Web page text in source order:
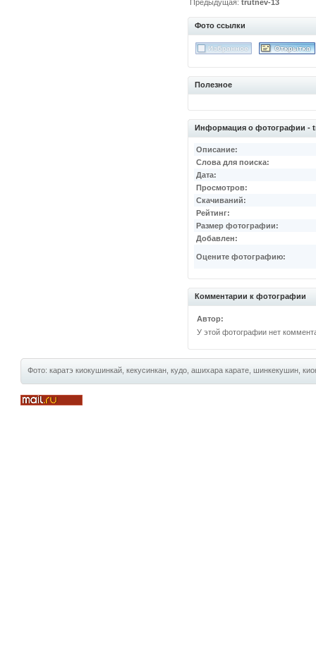
Предыдущая:trutnev-13
Фото ссылки
Полезное
Информация о фотографии -
Описание:
Слова для поиска:
Дата:
Просмотров:
Скачиваний:
Рейтинг:
Размер фотографии:
Добавлен:
Оцените фотографию:
Комментарии к фотографии
Автор:
У этой фотографии нет
Фото: каратэ киокушинкай, кекусинкан, кудо, ашихара карате, шинкекушин,